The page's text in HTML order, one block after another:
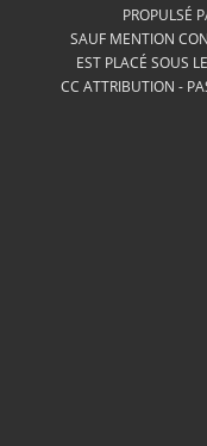
PROPULSÉ
SAUF MENTION
EST PLACÉ SOUS
CC ATTRIBUTION -